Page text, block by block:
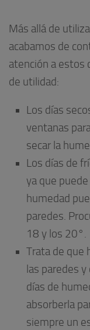
Más allá de
acabamos de
atención a estos
de utilidad:
Los días
ventanas
secar la
Los días de
ya que
humedad
paredes.
18 y los 20°.
Trata de que
las paredes
días de
absorberla
siempre un